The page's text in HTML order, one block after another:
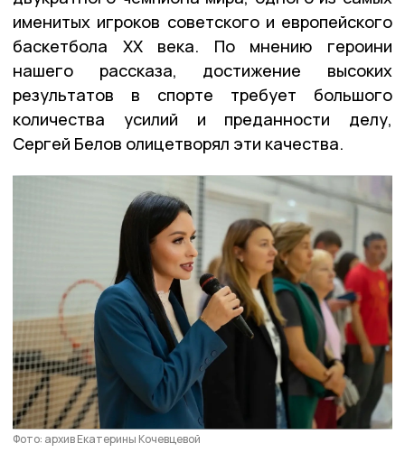
именитых игроков советского и европейского
баскетбола XX века. По мнению героини
нашего рассказа, достижение высоких
результатов в спорте требует большого
количества усилий и преданности делу,
Сергей Белов олицетворял эти качества.
Фото: архив Екатерины Кочевцевой